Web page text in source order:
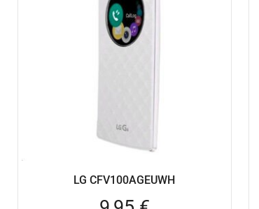
LG CFV100AGEUWH